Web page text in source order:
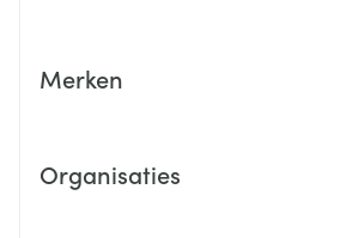
Merken
Organisaties